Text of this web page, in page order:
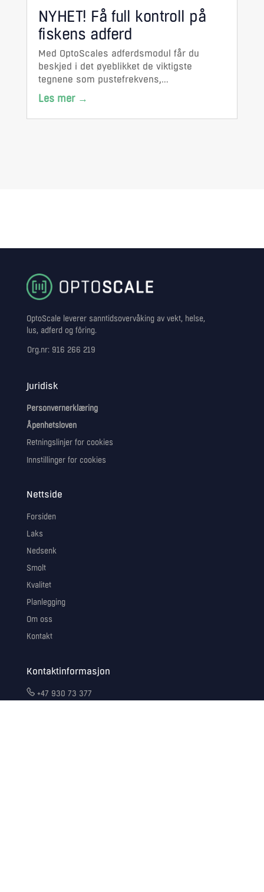
NYHET! Få full kontroll på
fiskens adferd
Med OptoScales adferdsmodul får du
beskjed i det øyeblikket de viktigste
tegnene som pustefrekvens,
svømmehastighet og tilt endrer seg – slik
at du kan reagere før små tegn blir store
problemer.
OptoScale leverer sanntidsovervåking av vekt, helse,
lus, adferd og fôring.
Org.nr: 916 266 219
Juridisk
Personvernerklæring
Åpenhetsloven
Retningslinjer for cookies
Innstillinger for cookies
Nettside
Forsiden
Laks
Nedsenk
Smolt
Kvalitet
Planlegging
Om oss
Kontakt
Kontaktinformasjon
+47 930 73 377